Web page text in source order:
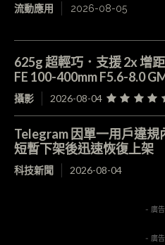
流動應用 2026-08-05
625g 超輕巧．支援 2x 增
FE 100-400mm F5.6-8.0
攝影 2026-08-04
Telegram 因單一用戶違
短暫下架後迅速恢復上架
科技新聞 2026-08-04
- 廣
- 廣